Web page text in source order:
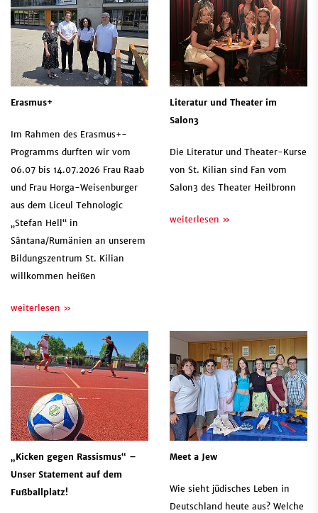
Erasmus+
Im Rahmen des Erasmus+-
Programms durften wir vom
06.07 bis 14.07.2026 Frau Raab
und Frau Horga-Weisenburger
aus dem Liceul Tehnologic
„Stefan Hell“ in
Sântana/Rumänien an unserem
Bildungszentrum St. Kilian
willkommen heißen
weiterlesen »
Literatur und Theater im
Salon3
Die Literatur und Theater-Kurse
von St. Kilian sind Fan vom
Salon3 des Theater Heilbronn
weiterlesen »
„Kicken gegen Rassismus“ –
Unser Statement auf dem
Fußballplatz!
Meet a Jew
Wie sieht jüdisches Leben in
Deutschland heute aus? Welche